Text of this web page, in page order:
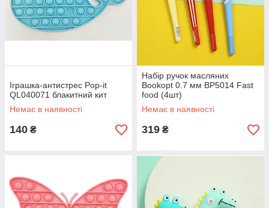
Іграшка-антистрес Pop-it
QL040071 блакитний кит
Немає в наявності
140 ₴
Набір ручок масляних
Bookopt 0.7 мм BP5014 Fast
food (4шт)
Немає в наявності
319 ₴